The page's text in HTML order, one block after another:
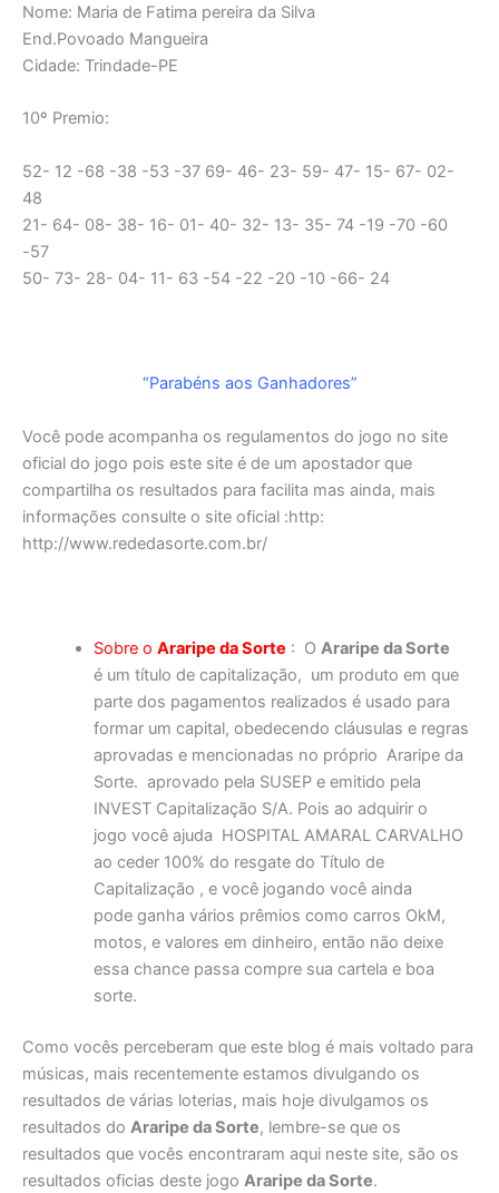
Nome: Maria de Fatima pereira da Silva
End.Povoado Mangueira
Cidade: Trindade-PE
10º Premio:
52- 12 -68 -38 -53 -37 69- 46- 23- 59- 47- 15- 67- 02-
48
21- 64- 08- 38- 16- 01- 40- 32- 13- 35- 74 -19 -70 -60
-57
50- 73- 28- 04- 11- 63 -54 -22 -20 -10 -66- 24
“Parabéns aos Ganhadores”
Você pode acompanha os regulamentos do jogo no site
oficial do jogo pois este site é de um apostador que
compartilha os resultados para facilita mas ainda, mais
informações consulte o site oficial :http:
http://www.rededasorte.com.br/
Sobre o Araripe da Sorte : O Araripe da Sorte
é um título de capitalização, um produto em que
parte dos pagamentos realizados é usado para
formar um capital, obedecendo cláusulas e regras
aprovadas e mencionadas no próprio Araripe da
Sorte. aprovado pela SUSEP e emitido pela
INVEST Capitalização S/A. Pois ao adquirir o
jogo você ajuda HOSPITAL AMARAL CARVALHO
ao ceder 100% do resgate do Título de
Capitalização , e você jogando você ainda
pode ganha vários prêmios como carros OkM,
motos, e valores em dinheiro, então não deixe
essa chance passa compre sua cartela e boa
sorte.
Como vocês perceberam que este blog é mais voltado para
músicas, mais recentemente estamos divulgando os
resultados de várias loterias, mais hoje divulgamos os
resultados do Araripe da Sorte, lembre-se que os
resultados que vocês encontraram aqui neste site, são os
resultados oficias deste jogo Araripe da Sorte.